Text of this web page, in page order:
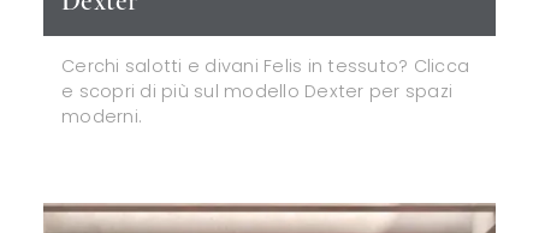
Cerchi salotti e divani Felis in tessuto? Clicca
e scopri di più sul modello Dexter per spazi
moderni.